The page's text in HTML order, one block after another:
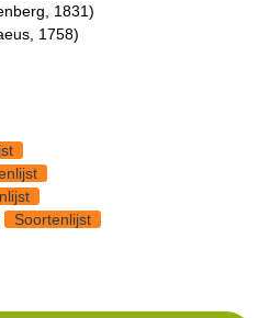
1831)
1758)
Soortenlijst